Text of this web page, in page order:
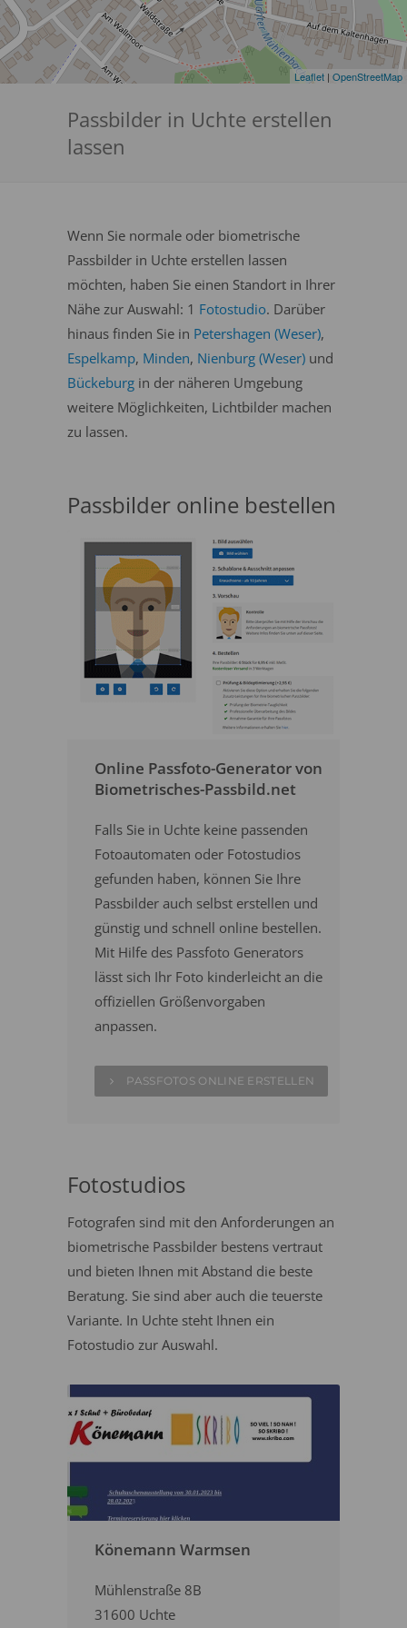
Leaflet | OpenStreetMap
Passbilder in Uchte erstellen
lassen
Wenn Sie normale oder biometrische
Passbilder in Uchte erstellen lassen
möchten, haben Sie einen Standort in Ihrer
Nähe zur Auswahl: 1 Fotostudio. Darüber
hinaus finden Sie in Petershagen (Weser),
Espelkamp, Minden, Nienburg (Weser) und
Bückeburg in der näheren Umgebung
weitere Möglichkeiten, Lichtbilder machen
zu lassen.
Passbilder online bestellen
Online Passfoto-Generator von
Biometrisches-Passbild.net
Falls Sie in Uchte keine passenden
Fotoautomaten oder Fotostudios
gefunden haben, können Sie Ihre
Passbilder auch selbst erstellen und
günstig und schnell online bestellen.
Mit Hilfe des Passfoto Generators
lässt sich Ihr Foto kinderleicht an die
offiziellen Größenvorgaben
anpassen.
PASSFOTOS ONLINE ERSTELLEN
Fotostudios
Fotografen sind mit den Anforderungen an
biometrische Passbilder bestens vertraut
und bieten Ihnen mit Abstand die beste
Beratung. Sie sind aber auch die teuerste
Variante. In Uchte steht Ihnen ein
Fotostudio zur Auswahl.
Könemann Warmsen
Mühlenstraße 8B
31600 Uchte